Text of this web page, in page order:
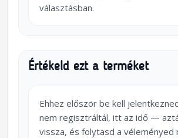
választásban.
Értékeld ezt a terméket
Ehhez először be kell
nem regisztráltál, itt az idő —
vissza, és folytasd a véleményed